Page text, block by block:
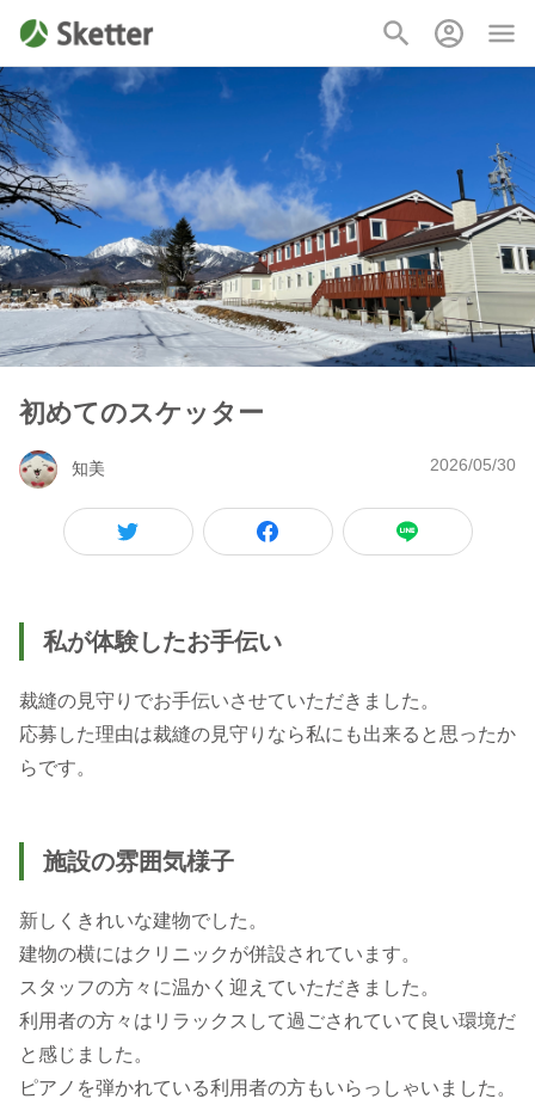
初めてのスケッター
知美 2026/05/30
私が体験したお手伝い
裁縫の見守りでお手伝いさせていただきました。
応募した理由は裁縫の見守りなら私にも出来ると思ったか
らです。
施設の雰囲気様子
新しくきれいな建物でした。
建物の横にはクリニックが併設されています。
スタッフの方々に温かく迎えていただきました。
利用者の方々はリラックスして過ごされていて良い環境だ
と感じました。
ピアノを弾かれている利用者の方もいらっしゃいました。